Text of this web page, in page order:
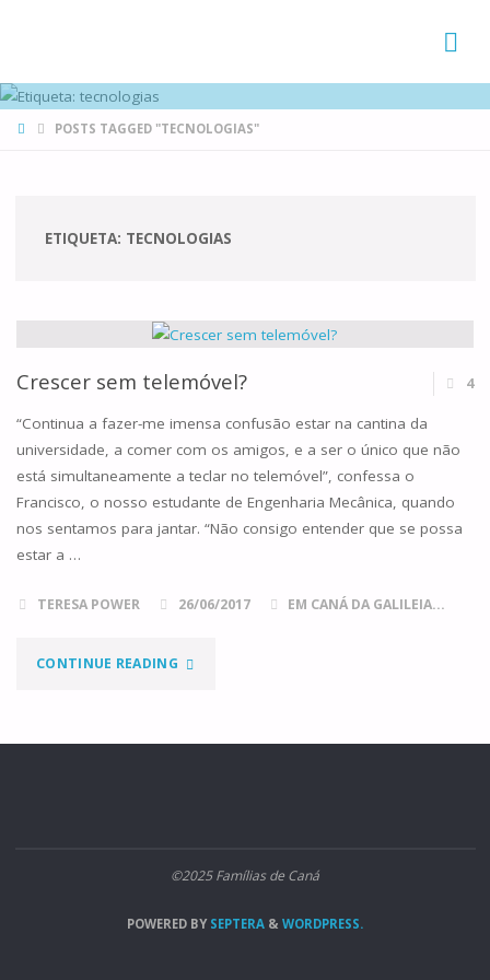
HOMEPOSTS TAGGED "TECNOLOGIAS"
ETIQUETA: TECNOLOGIAS
Crescer sem telemóvel? 4
“Continua a fazer-me imensa confusão estar na cantina da
universidade, a comer com os amigos, e a ser o único que não
está simultaneamente a teclar no telemóvel”, confessa o
Francisco, o nosso estudante de Engenharia Mecânica, quando
nos sentamos para jantar. “Não consigo entender que se possa
estar a …
TERESA POWER 26/06/2017 EM CANÁ DA GALILEIA...
CONTINUE READING"CRESCER
TELEMÓVEL?"
©2025 Famílias de Caná
POWERED BYSEPTERA & WORDPRESS.